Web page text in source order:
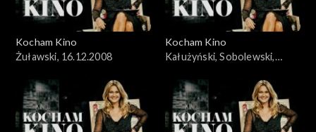
Kocham Kino
Żuławski, 16.12.2008
Kocham Kino
Kałużyński, Sobolewski,